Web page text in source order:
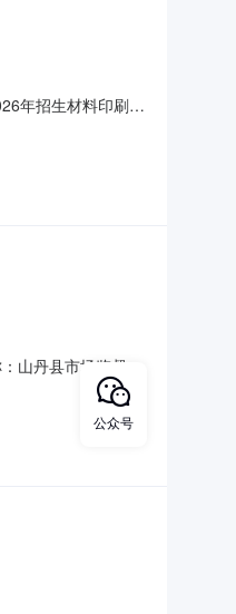
年招生材料印刷服
山丹县市场监督管
）：山丹县永升
号（或服
公众号